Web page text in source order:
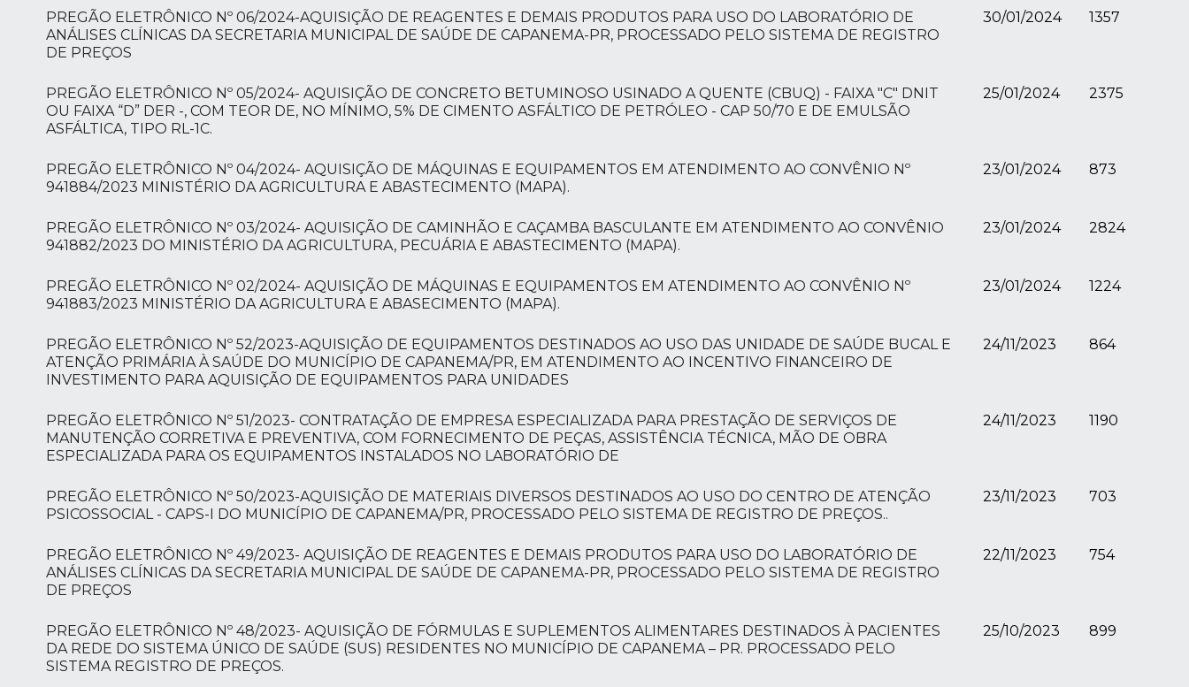
PREGÃO ELETRÔNICO Nº 06/2024-AQUISIÇÃO DE REAGENTES E DEMAIS PRODUTOS PARA USO DO LABORATÓRIO DE
ANÁLISES CLÍNICAS DA SECRETARIA MUNICIPAL DE SAÚDE DE CAPANEMA-PR, PROCESSADO PELO SISTEMA DE REGISTRO
DE PREÇOS
30/01/2024 1357
PREGÃO ELETRÔNICO Nº 05/2024- AQUISIÇÃO DE CONCRETO BETUMINOSO USINADO A QUENTE (CBUQ) - FAIXA "C" DNIT
OU FAIXA “D” DER -, COM TEOR DE, NO MÍNIMO, 5% DE CIMENTO ASFÁLTICO DE PETRÓLEO - CAP 50/70 E DE EMULSÃO
ASFÁLTICA, TIPO RL-1C.
25/01/2024 2375
PREGÃO ELETRÔNICO Nº 04/2024- AQUISIÇÃO DE MÁQUINAS E EQUIPAMENTOS EM ATENDIMENTO AO CONVÊNIO Nº
941884/2023 MINISTÉRIO DA AGRICULTURA E ABASTECIMENTO (MAPA).
23/01/2024 873
PREGÃO ELETRÔNICO Nº 03/2024- AQUISIÇÃO DE CAMINHÃO E CAÇAMBA BASCULANTE EM ATENDIMENTO AO CONVÊNIO
941882/2023 DO MINISTÉRIO DA AGRICULTURA, PECUÁRIA E ABASTECIMENTO (MAPA).
23/01/2024 2824
PREGÃO ELETRÔNICO Nº 02/2024- AQUISIÇÃO DE MÁQUINAS E EQUIPAMENTOS EM ATENDIMENTO AO CONVÊNIO Nº
941883/2023 MINISTÉRIO DA AGRICULTURA E ABASECIMENTO (MAPA).
23/01/2024 1224
PREGÃO ELETRÔNICO Nº 52/2023-AQUISIÇÃO DE EQUIPAMENTOS DESTINADOS AO USO DAS UNIDADE DE SAÚDE BUCAL E
ATENÇÃO PRIMÁRIA À SAÚDE DO MUNICÍPIO DE CAPANEMA/PR, EM ATENDIMENTO AO INCENTIVO FINANCEIRO DE
INVESTIMENTO PARA AQUISIÇÃO DE EQUIPAMENTOS PARA UNIDADES
24/11/2023 864
PREGÃO ELETRÔNICO Nº 51/2023- CONTRATAÇÃO DE EMPRESA ESPECIALIZADA PARA PRESTAÇÃO DE SERVIÇOS DE
MANUTENÇÃO CORRETIVA E PREVENTIVA, COM FORNECIMENTO DE PEÇAS, ASSISTÊNCIA TÉCNICA, MÃO DE OBRA
ESPECIALIZADA PARA OS EQUIPAMENTOS INSTALADOS NO LABORATÓRIO DE
24/11/2023 1190
PREGÃO ELETRÔNICO Nº 50/2023-AQUISIÇÃO DE MATERIAIS DIVERSOS DESTINADOS AO USO DO CENTRO DE ATENÇÃO
PSICOSSOCIAL - CAPS-I DO MUNICÍPIO DE CAPANEMA/PR, PROCESSADO PELO SISTEMA DE REGISTRO DE PREÇOS..
23/11/2023 703
PREGÃO ELETRÔNICO Nº 49/2023- AQUISIÇÃO DE REAGENTES E DEMAIS PRODUTOS PARA USO DO LABORATÓRIO DE
ANÁLISES CLÍNICAS DA SECRETARIA MUNICIPAL DE SAÚDE DE CAPANEMA-PR, PROCESSADO PELO SISTEMA DE REGISTRO
DE PREÇOS
22/11/2023 754
PREGÃO ELETRÔNICO Nº 48/2023- AQUISIÇÃO DE FÓRMULAS E SUPLEMENTOS ALIMENTARES DESTINADOS À PACIENTES
DA REDE DO SISTEMA ÚNICO DE SAÚDE (SUS) RESIDENTES NO MUNICÍPIO DE CAPANEMA – PR. PROCESSADO PELO
SISTEMA REGISTRO DE PREÇOS.
25/10/2023 899